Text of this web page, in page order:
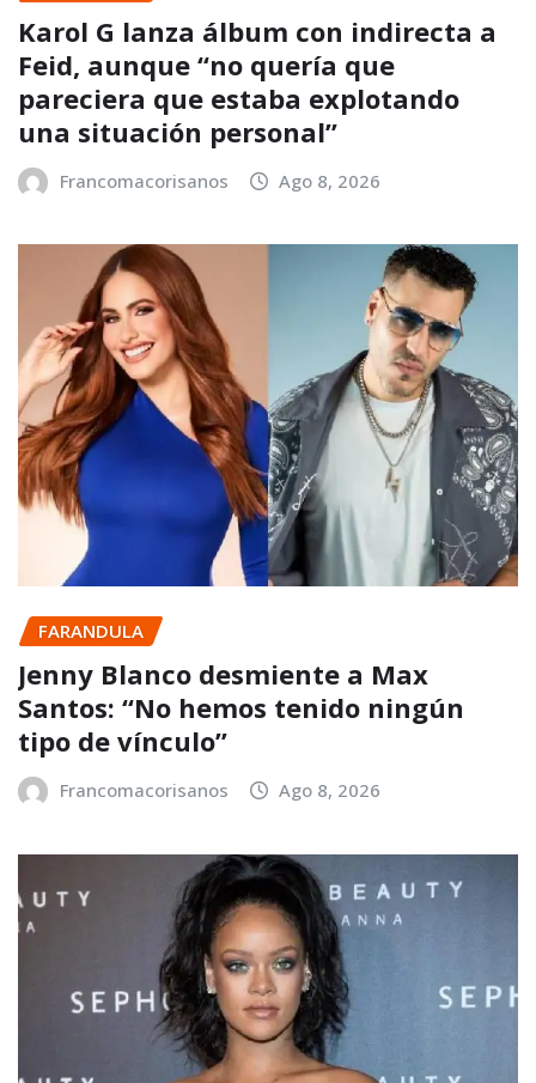
Karol G lanza álbum con indirecta a
Feid, aunque “no quería que
pareciera que estaba explotando
una situación personal”
Francomacorisanos Ago 8, 2026
FARANDULA
Jenny Blanco desmiente a Max
Santos: “No hemos tenido ningún
tipo de vínculo”
Francomacorisanos Ago 8, 2026